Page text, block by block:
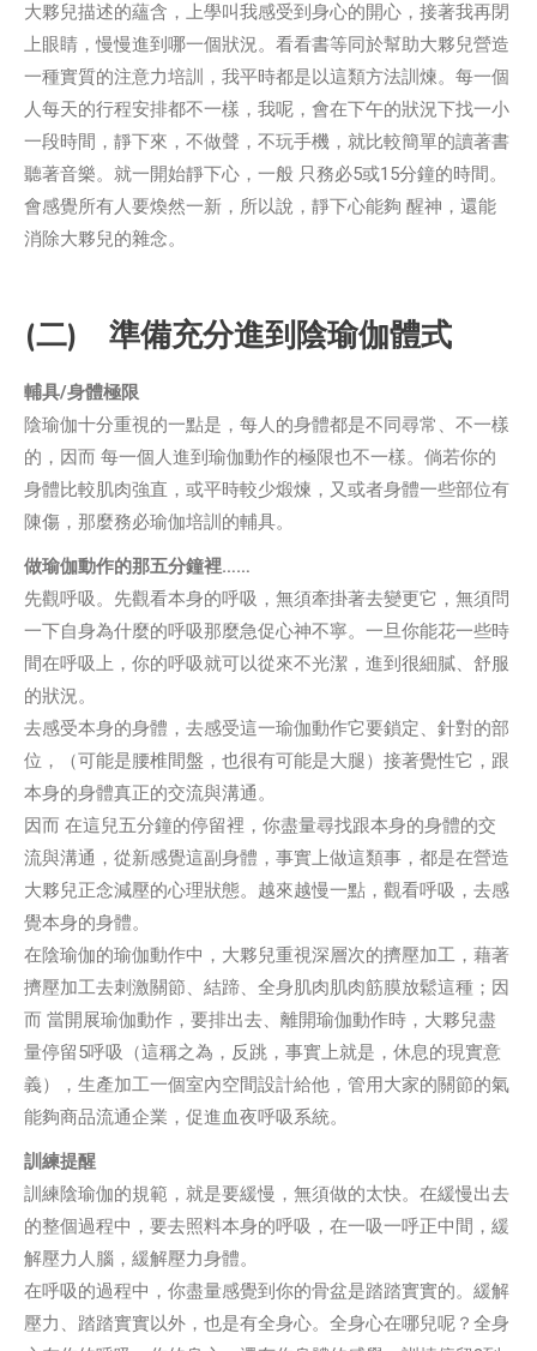
大夥兒描述的蘊含，上學叫我感受到身心的開心，接著我再閉
上眼睛，慢慢進到哪一個狀況。看看書等同於幫助大夥兒營造
一種實質的注意力培訓，我平時都是以這類方法訓煉。每一個
人每天的行程安排都不一樣，我呢，會在下午的狀況下找一小
一段時間，靜下來，不做聲，不玩手機，就比較簡單的讀著書
聽著音樂。就一開始靜下心，一般 只務必5或15分鐘的時間。
會感覺所有人要煥然一新，所以說，靜下心能夠 醒神，還能
消除大夥兒的雜念。
(二) 準備充分進到陰瑜伽體式
輔具/身體極限
陰瑜伽十分重視的一點是，每人的身體都是不同尋常、不一樣
的，因而 每一個人進到瑜伽動作的極限也不一樣。倘若你的
身體比較肌肉強直，或平時較少煅煉，又或者身體一些部位有
陳傷，那麼務必瑜伽培訓的輔具。
做瑜伽動作的那五分鐘裡……
先觀呼吸。先觀看本身的呼吸，無須牽掛著去變更它，無須問
一下自身為什麼的呼吸那麼急促心神不寧。一旦你能花一些時
間在呼吸上，你的呼吸就可以從來不光潔，進到很細膩、舒服
的狀況。
去感受本身的身體，去感受這一瑜伽動作它要鎖定、針對的部
位，（可能是腰椎間盤，也很有可能是大腿）接著覺性它，跟
本身的身體真正的交流與溝通。
因而 在這兒五分鐘的停留裡，你盡量尋找跟本身的身體的交
流與溝通，從新感覺這副身體，事實上做這類事，都是在營造
大夥兒正念減壓的心理狀態。越來越慢一點，觀看呼吸，去感
覺本身的身體。
在陰瑜伽的瑜伽動作中，大夥兒重視深層次的擠壓加工，藉著
擠壓加工去刺激關節、結蹄、全身肌肉肌肉筋膜放鬆這種；因
而 當開展瑜伽動作，要排出去、離開瑜伽動作時，大夥兒盡
量停留5呼吸（這稱之為，反跳，事實上就是，休息的現實意
義），生產加工一個室內空間設計給他，管用大家的關節的氣
能夠商品流通企業，促進血夜呼吸系統。
訓練提醒
訓練陰瑜伽的規範，就是要緩慢，無須做的太快。在緩慢出去
的整個過程中，要去照料本身的呼吸，在一吸一呼正中間，緩
解壓力人腦，緩解壓力身體。
在呼吸的過程中，你盡量感覺到你的骨盆是踏踏實實的。緩解
壓力、踏踏實實以外，也是有全身心。全身心在哪兒呢？全身